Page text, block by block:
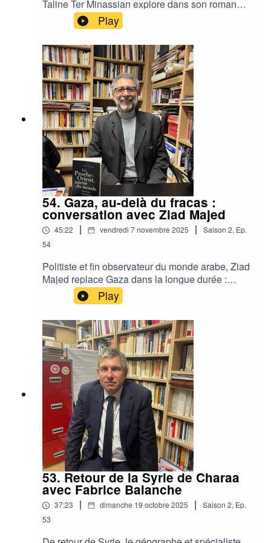
Taline Ter Minassian explore dans son roman
Hotel Baron les zones grises du pouvoir, de
l’espionnage et des engagements intellectuels,
là où la fiction devient une autre manière de dire
le réel.
Play
54. Gaza, au-delà du fracas :
conversation avec Ziad Majed
45:22 | vendredi 7 novembre 2025 | Saison 2, Ep.
54
Politiste et fin observateur du monde arabe, Ziad
Majed replace Gaza dans la longue durée :
causes, acteurs, impasses humanitaires et
enjeux régionaux. Ensemble, nous démêlons les
récits concurrents, la guerre de l’information et
les pistes politiques encore ouvertes.
Play
53. Retour de la Syrie de Charaa
avec Fabrice Balanche
37:23 | dimanche 19 octobre 2025 | Saison 2, Ep.
53